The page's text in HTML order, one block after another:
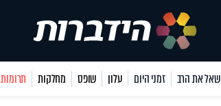
שאל את הרב זמני היום עלון שופס מחלקות תרומות